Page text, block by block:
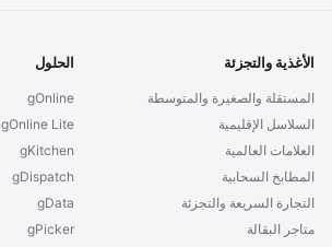
الأغذية والتجزئة
المستقلة والصغيرة والمتوسطة
السلاسل الإقليمية
العلامات العالمية
المطابخ السحابية
التجارة السريعة والتجزئة
متاجر البقالة
الحلول
gOnline
gOnline Lite
gKitchen
gDispatch
gData
gPicker